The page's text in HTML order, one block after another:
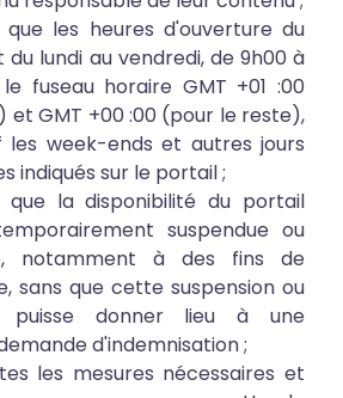
que les heures d'ouverture du
lundi au vendredi, de 9h00 à
le fuseau horaire GMT +01 :00
et GMT +00 :00 (pour le reste),
week-ends et autres jours
indiqués sur le portail ;
que la disponibilité du portail
suspendue ou
notamment à des fins de
sans que cette suspension ou
puisse donner lieu à une
d'indemnisation ;
les mesures nécessaires et